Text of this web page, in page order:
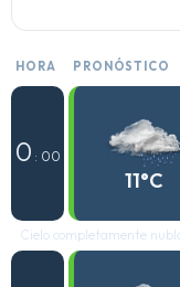
HORA PRONÓSTICO
0 : 00
11°C
Cielo completamente